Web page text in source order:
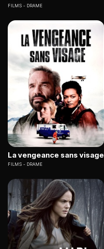
FILMS DRAME
La vengeance sans visage
FILMS DRAME